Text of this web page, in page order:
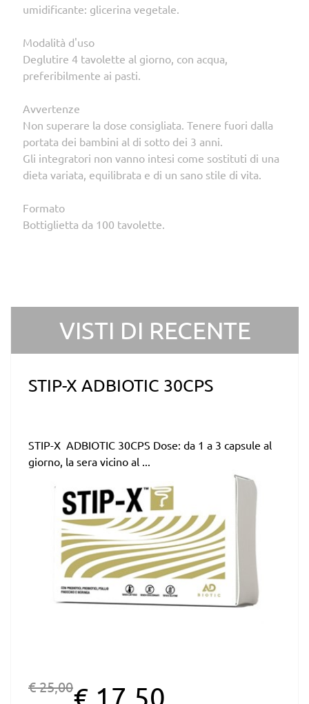
umidificante: glicerina vegetale.
Modalità d'uso
Deglutire 4 tavolette al giorno, con acqua,
preferibilmente ai pasti.
Avvertenze
Non superare la dose consigliata. Tenere fuori dalla
portata dei bambini al di sotto dei 3 anni.
Gli integratori non vanno intesi come sostituti di una
dieta variata, equilibrata e di un sano stile di vita.
Formato
Bottiglietta da 100 tavolette.
VISTI DI RECENTE
STIP-X ADBIOTIC 30CPS
STIP-X ADBIOTIC 30CPS Dose: da 1 a 3 capsule al
giorno, la sera vicino al ...
€ 25,00€ 17,50